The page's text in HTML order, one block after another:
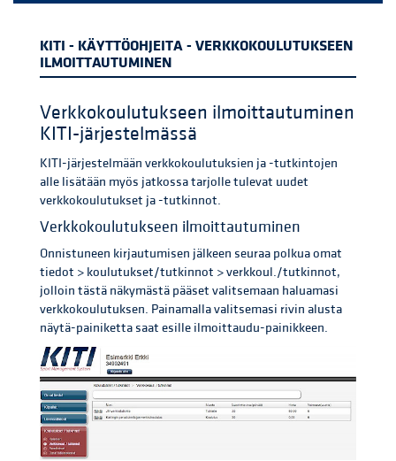
KITI - KÄYTTÖOHJEITA - VERKKOKOULUTUKSEEN
ILMOITTAUTUMINEN
Verkkokoulutukseen ilmoittautuminen
KITI-järjestelmässä
KITI-järjestelmään verkkokoulutuksien ja -tutkintojen
alle lisätään myös jatkossa tarjolle tulevat uudet
verkkokoulutukset ja -tutkinnot.
Verkkokoulutukseen ilmoittautuminen
Onnistuneen kirjautumisen jälkeen seuraa polkua omat
tiedot > koulutukset/tutkinnot > verkkoul./tutkinnot,
jolloin tästä näkymästä pääset valitsemaan haluamasi
verkkokoulutuksen. Painamalla valitsemasi rivin alusta
näytä-painiketta saat esille ilmoittaudu-painikkeen.